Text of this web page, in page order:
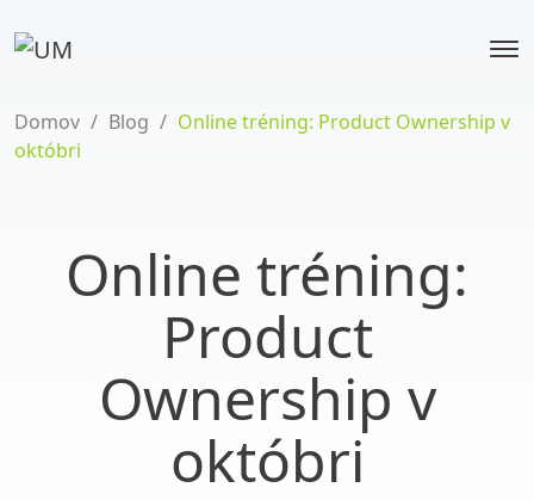
Domov / Blog / Online tréning: Product Ownership v
októbri
Online tréning:
Product
Ownership v
októbri